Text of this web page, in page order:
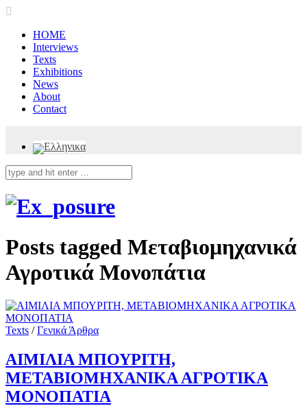
HOME
Interviews
Texts
Exhibitions
News
About
Contact
Posts tagged Μεταβιομηχανικά
Αγροτικά Μονοπάτια
Texts /Γενικά Άρθρα
ΑΙΜΙΛΙΑ ΜΠΟΥΡΙΤΗ,
ΜΕΤΑΒΙΟΜΗΧΑΝΙΚΑ ΑΓΡΟΤΙΚΑ
ΜΟΝΟΠΑΤΙΑ